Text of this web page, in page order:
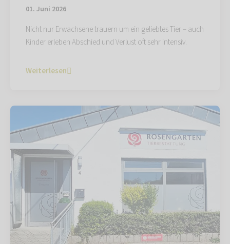
01. Juni 2026
Nicht nur Erwachsene trauern um ein geliebtes Tier – auch
Kinder erleben Abschied und Verlust oft sehr intensiv.
Weiterlesen